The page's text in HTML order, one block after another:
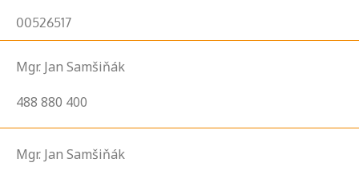
00526517
Mgr. Jan Samšiňák
488 880 400
Mgr. Jan Samšiňák